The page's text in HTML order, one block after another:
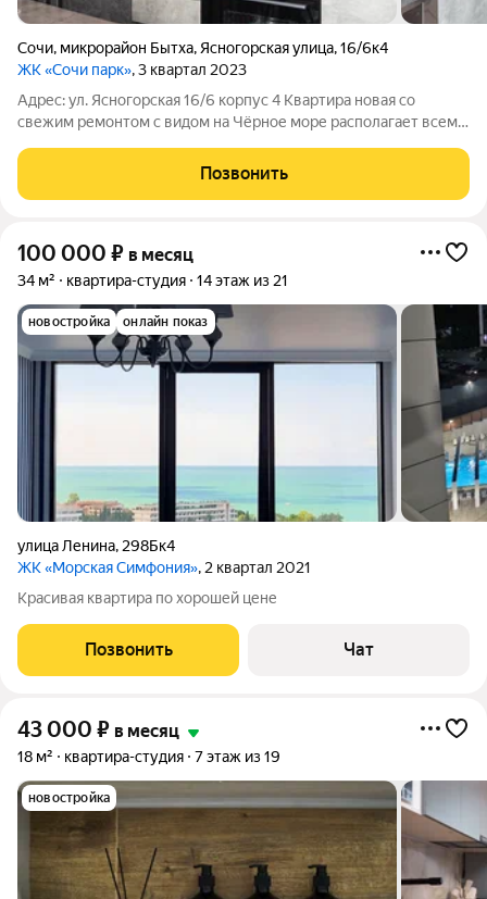
Сочи, микрорайон Бытха, Ясногорская улица,16/6к4
ЖК «Сочи парк», 3 квартал 2023
Адрес: ул. Ясногорская 16/6 корпус 4 Квартира новая со
свежим ремонтом с видом на Чёрное море располагает всем
Квартира расположена на высоком этаже с видом на панораму
Позвонить
100 000 ₽ в месяц
34 м² квартира-студия 14 этаж из 21
новостройка онлайн показ
улица Ленина, 298Бк4
ЖК «Морская Симфония», 2 квартал 2021
Красивая квартира по хорошей цене
Позвонить Чат
43 000 ₽ в месяц
18 м² квартира-студия 7 этаж из 19
новостройка